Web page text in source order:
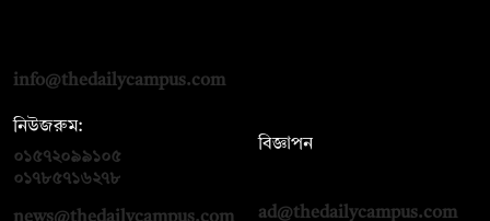
info@thedailycampus.com
নিউজরুম:
০১৫৭২০৯৯১০৫
০১৭৮৫৭১৬২৭৮
news@thedailycampus.com
বিজ্ঞাপন
ad@thedailycampus.com